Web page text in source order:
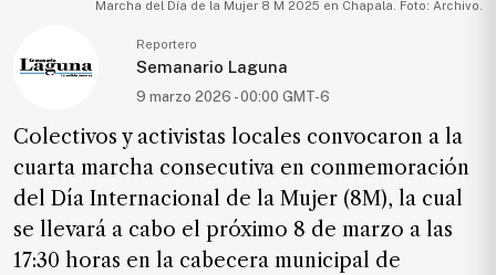
Economía
Real
Estate
Gente
Marcha del Día de la Mujer 8 M 2025 en Chapala. Foto: Archivo.
Reportero
Semanario Laguna
9 marzo 2026 - 00:00 GMT-6
Colectivos y activistas locales convocaron a la
cuarta marcha consecutiva en conmemoración
del Día Internacional de la Mujer (8M), la cual
se llevará a cabo el próximo 8 de marzo a las
17:30 horas en la cabecera municipal de